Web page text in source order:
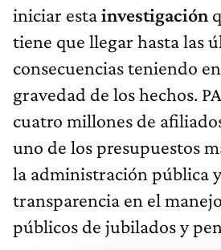
iniciar estainvestigación
tiene que llegar hasta las
consecuencias teniendo
gravedad de los hechos.
cuatro millones de
uno de los presupuestos
la administración pública
transparencia en el
públicos de jubilados y